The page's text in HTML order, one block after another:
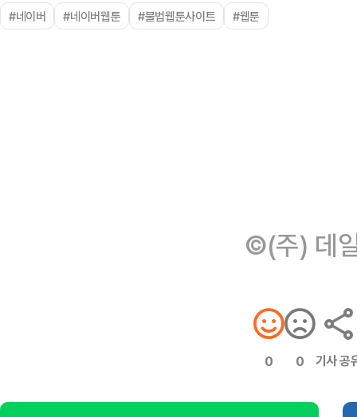
#네이버 #네이버웹툰 #불법웹툰사이트 #웹툰
©(주) 데
0 0 기사 공